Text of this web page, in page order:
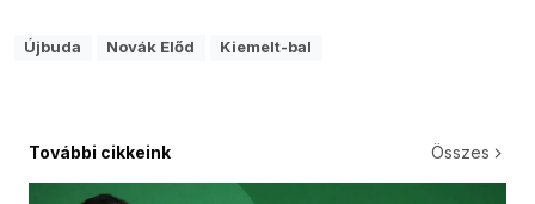
Újbuda Novák Előd Kiemelt-bal
További cikkeink Összes